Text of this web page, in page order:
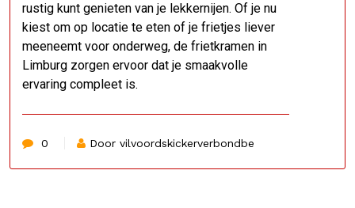
rustig kunt genieten van je lekkernijen. Of je nu
kiest om op locatie te eten of je frietjes liever
meeneemt voor onderweg, de frietkramen in
Limburg zorgen ervoor dat je smaakvolle
ervaring compleet is.
0 Door vilvoordskickerverbondbe